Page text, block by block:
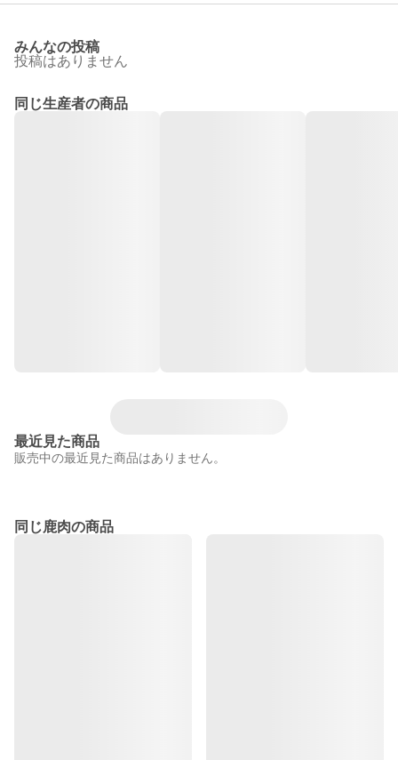
みんなの投稿
投稿はありません
同じ生産者の商品
最近見た商品
販売中の最近見た商品はありません。
同じ鹿肉の商品